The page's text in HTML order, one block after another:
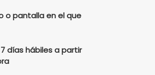
o pantalla en el que
días hábiles a partir